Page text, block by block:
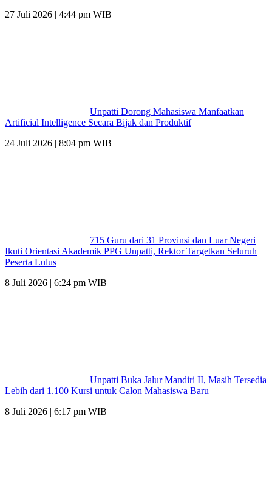
27 Juli 2026 | 4:44 pm WIB
Unpatti Dorong Mahasiswa Manfaatkan
Artificial Intelligence Secara Bijak dan Produktif
24 Juli 2026 | 8:04 pm WIB
715 Guru dari 31 Provinsi dan Luar Negeri
Ikuti Orientasi Akademik PPG Unpatti, Rektor Targetkan Seluruh
Peserta Lulus
8 Juli 2026 | 6:24 pm WIB
Unpatti Buka Jalur Mandiri II, Masih Tersedia
Lebih dari 1.100 Kursi untuk Calon Mahasiswa Baru
8 Juli 2026 | 6:17 pm WIB